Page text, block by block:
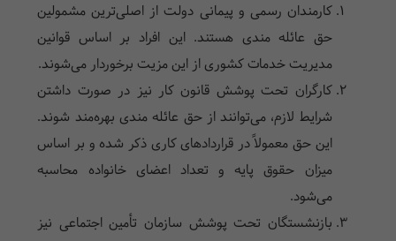
کارمندان رسمی و پیمانی دولت از اصلی‌ترین مشمولین
حق عائله مندی هستند. این افراد بر اساس قوانین
مدیریت خدمات کشوری از این مزیت برخوردار می‌شوند.
کارگران تحت پوشش قانون کار نیز در صورت داشتن
شرایط لازم، می‌توانند از حق عائله مندی بهره‌مند شوند.
این حق معمولاً در قراردادهای کاری ذکر شده و بر اساس
میزان حقوق پایه و تعداد اعضای خانواده محاسبه
می‌شود.
بازنشستگان تحت پوشش سازمان تأمین اجتماعی نیز